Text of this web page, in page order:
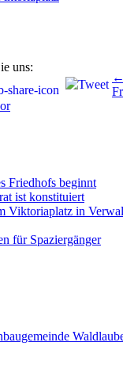
uns:
Friedhofs beginnt
ist konstituiert
Viktoriaplatz in
für Spaziergänger